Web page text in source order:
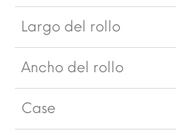
Largo del rollo
Ancho del rollo
Case